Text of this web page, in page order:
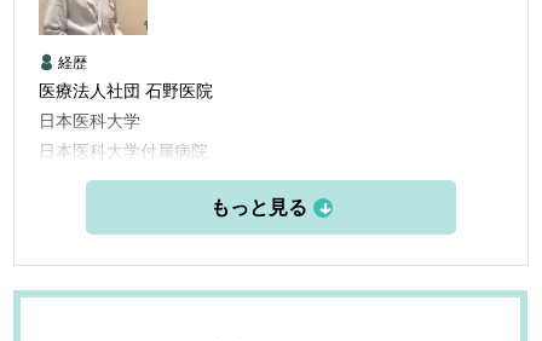
経歴
医療法人社団 石野医院
日本医科大学
日本医科大学付属病院
日本医科大付属第二病院
石野医院